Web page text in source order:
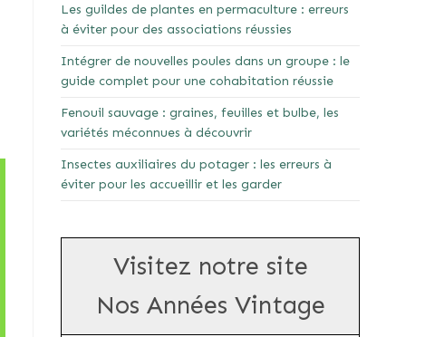
Les guildes de plantes en permaculture : erreurs
à éviter pour des associations réussies
Intégrer de nouvelles poules dans un groupe : le
guide complet pour une cohabitation réussie
Fenouil sauvage : graines, feuilles et bulbe, les
variétés méconnues à découvrir
Insectes auxiliaires du potager : les erreurs à
éviter pour les accueillir et les garder
Visitez notre site
Nos Années Vintage